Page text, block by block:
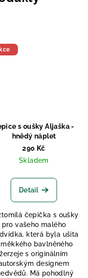
s oušky Aljaška -
hnědý náplet
290 Kč
Skladem
Detail
čepička s oušky
pro vašeho malého
která byla ušita
bavlněného
žerzeje s originálním
designem
Má pohodlný